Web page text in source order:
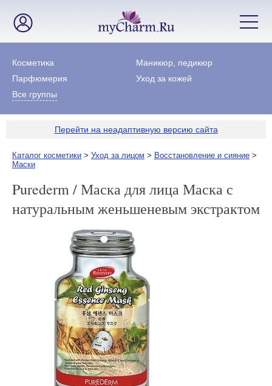
Косметика
Маникюр, педикюр
Парфюмерия
Уход за кожей
Все группы
Перейти на неадаптивную версию сайта
Каталог косметики > Уход за лицом > Восстановление и сияние >
Маски
Purederm / Маска для лица Маска с
натуральным женьшеневым экстрактом